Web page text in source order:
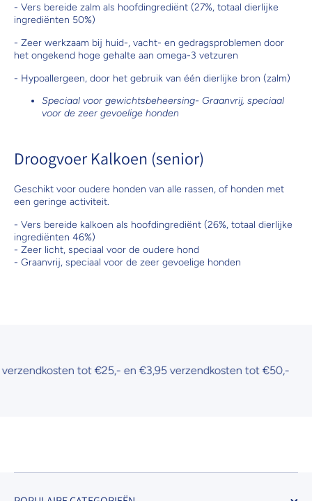
- Vers bereide zalm als hoofdingrediënt (27%, totaal dierlijke
ingrediënten 50%)
- Zeer werkzaam bij huid-, vacht- en gedragsproblemen door
het ongekend hoge gehalte aan omega-3 vetzuren
- Hypoallergeen, door het gebruik van één dierlijke bron (zalm)
Speciaal voor gewichtsbeheersing- Graanvrij, speciaal
voor de zeer gevoelige honden
Droogvoer Kalkoen (senior)
Geschikt voor oudere honden van alle rassen, of honden met
een geringe activiteit.
- Vers bereide kalkoen als hoofdingrediënt (26%, totaal dierlijke
ingrediënten 46%)
- Zeer licht, speciaal voor de oudere hond
- Graanvrij, speciaal voor de zeer gevoelige honden
tot €25,- en €3,95 verzendkosten tot €50,-